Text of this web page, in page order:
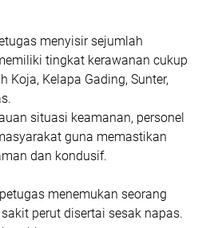
menyisir sejumlah
tingkat kerawanan cukup
Koja, Kelapa Gading, Sunter,
situasi keamanan, personel
guna memastikan
dan kondusif.
menemukan seorang
perut disertai sesak napas.